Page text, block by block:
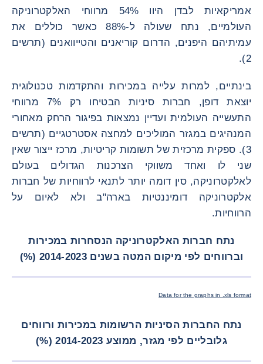
אמריקאיות לבדן היוו 54% מרווחי האלקטרוניקה
העולמיים, נתח שעולה ל-88% כאשר כוללים את
עמיתיהם היפנים, הדרום קוריאנים והטייוואנים (תרשים
2).
בינתיים, למרות עלייה במכירות והתקדמות טכנולוגית
יוצאת דופן, חברות סיניות הבטיחו רק 7% מרווחי
התעשייה העולמית ועדיין נמצאות בפיגור הרחק מאחורי
המנהיגים במגזר המוליכים למחצה אסטרטגיים (תרשים
3). ספקית מרכזית של תשומות קריטיות, מרכז ייצור שאין
שני לו ואחד משווקי הצרכנות הגדולים בעולם
לאלקטרוניקה, סין דומה יותר לתנאי לרווחיות של חברות
אלקטרוניקה דומיננטיות בארה"ב ולא לאיום על
הרווחיות.
נתח חברות האלקטרוניקה הנסחרות במכירות
וברווחים לפי מיקום המטה בשנים 2014-2023 (%)
Data for the graphs in .xls format
נתח החברות הסיניות הרשומות במכירות ורווחים
גלובליים לפי מגזר, ממוצע 2014-2023 (%)